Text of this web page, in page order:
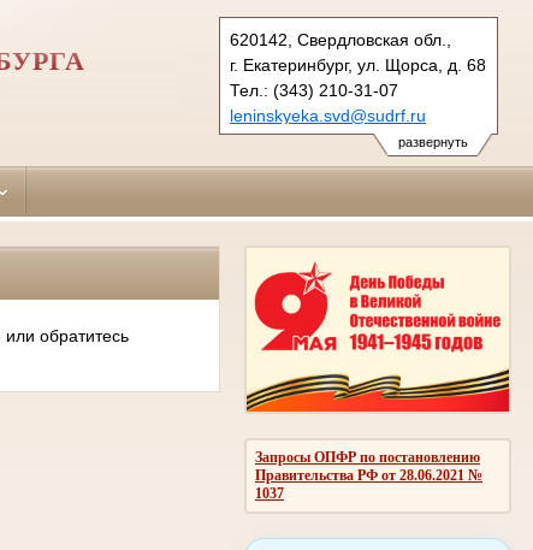
развернуть
620142, Свердловская обл.,
г. Екатеринбург, ул. Щорса, д. 68
Тел.: (343) 210-31-07
leninskyeka.svd@sudrf.ru
Запросы ОПФР по постановлению
Правительства РФ от 28.06.2021 №
1037
обратитесь